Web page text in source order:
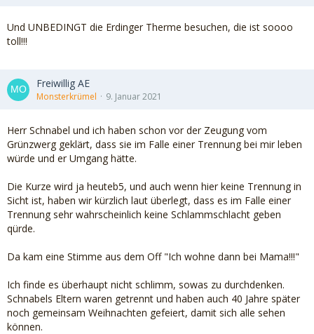
Und UNBEDINGT die Erdinger Therme besuchen, die ist soooo
toll!!!
Freiwillig AE
Monsterkrümel 9. Januar 2021
Herr Schnabel und ich haben schon vor der Zeugung vom
Grünzwerg geklärt, dass sie im Falle einer Trennung bei mir leben
würde und er Umgang hätte.
Die Kurze wird ja heuteb5, und auch wenn hier keine Trennung in
Sicht ist, haben wir kürzlich laut überlegt, dass es im Falle einer
Trennung sehr wahrscheinlich keine Schlammschlacht geben
qürde.
Da kam eine Stimme aus dem Off "Ich wohne dann bei Mama!!!"
Ich finde es überhaupt nicht schlimm, sowas zu durchdenken.
Schnabels Eltern waren getrennt und haben auch 40 Jahre später
noch gemeinsam Weihnachten gefeiert, damit sich alle sehen
können.